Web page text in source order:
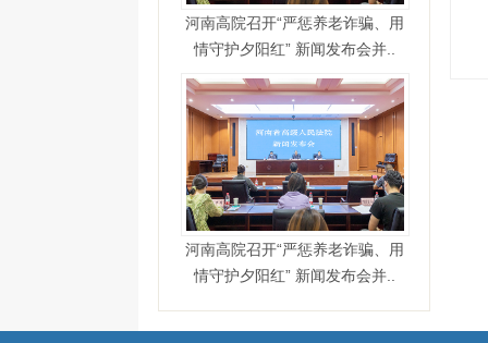
河南高院召开“严惩养老诈骗、用
情守护夕阳红” 新闻发布会并..
河南高院召开“严惩养老诈骗、用
情守护夕阳红” 新闻发布会并..